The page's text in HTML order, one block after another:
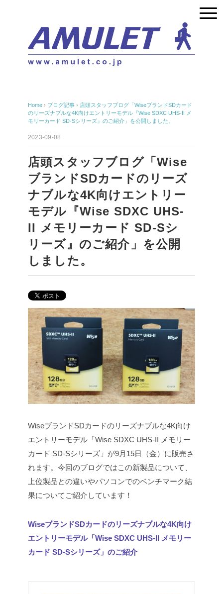
Home › ブログ記事 › 店頭スタッフブログ「WiseブランドSDカード
のリーズナブルな4K向けエントリーモデル『Wise SDXC UHS-II メ
モリーカード SD-Sシリーズ』のご紹介」を公開しました。
2023-09-08
店頭スタッフブログ「Wise
ブランドSDカードのリーズ
ナブルな4K向けエントリー
モデル『Wise SDXC UHS-
II メモリーカード SD-Sシ
リーズ』のご紹介」を公開
しました。
WiseブランドSDカードのリーズナブルな4K向け
エントリーモデル「Wise SDXC UHS-II メモリー
カード SD-Sシリーズ」が9月15日（金）に販売さ
れます。今回のブログではこの新製品について、
上位製品との違いやパソコンでのベンチマーク結
果についてご紹介しています！
WiseブランドSDカードのリーズナブルな4K向け
エントリーモデル「Wise SDXC UHS-II メモリー
カード SD-Sシリーズ」のご紹介